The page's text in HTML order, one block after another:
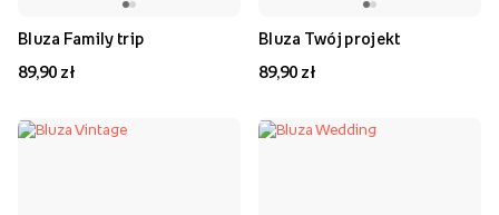
Bluza Family trip
89,90 zł
Bluza Twój projekt
89,90 zł